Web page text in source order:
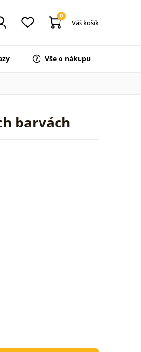
0
Váš košík
Vše o nákupu
barvách